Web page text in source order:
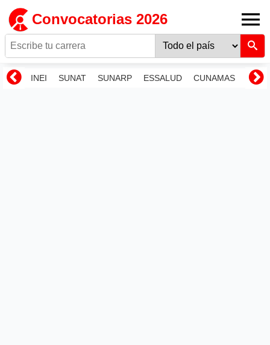
Convocatorias 2026
INEI SUNAT SUNARP ESSALUD CUNAMAS